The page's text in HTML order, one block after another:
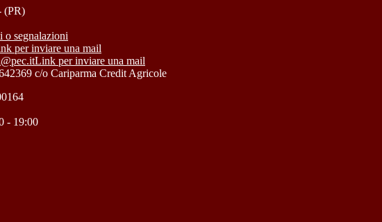
(PR)
o segnalazioni
per inviare una mail
Link per inviare una mail
c/o Cariparma Credit Agricole
- 19:00